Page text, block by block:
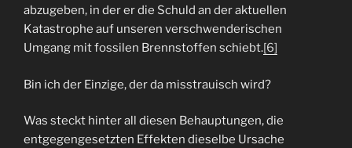
abzugeben, in der er die Schuld an der aktuellen
Katastrophe auf unseren verschwenderischen
Umgang mit fossilen Brennstoffen schiebt.[6]
Bin ich der Einzige, der da misstrauisch wird?
Was steckt hinter all diesen Behauptungen, die
entgegengesetzten Effekten dieselbe Ursache